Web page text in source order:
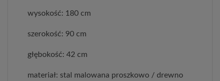
wysokość: 180 cm
szerokość: 90 cm
głębokość: 42 cm
materiał: stal malowana proszkowo / drewno